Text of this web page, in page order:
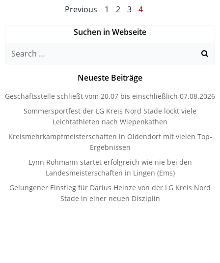
Posts
navigation
Previous
Posts
navigation
Page
1 Page
2 Page
3 Page
4
Suchen in Webseite
Search
Neueste Beiträge
Geschäftsstelle schließt vom 20.07 bis einschließlich 07.08.2026
Sommersportfest der LG Kreis Nord Stade lockt viele
Leichtathleten nach Wiepenkathen
Kreismehrkampfmeisterschaften in Oldendorf mit vielen Top-
Ergebnissen
Lynn Rohmann startet erfolgreich wie nie bei den
Landesmeisterschaften in Lingen (Ems)
Gelungener Einstieg für Darius Heinze von der LG Kreis Nord
Stade in einer neuen Disziplin